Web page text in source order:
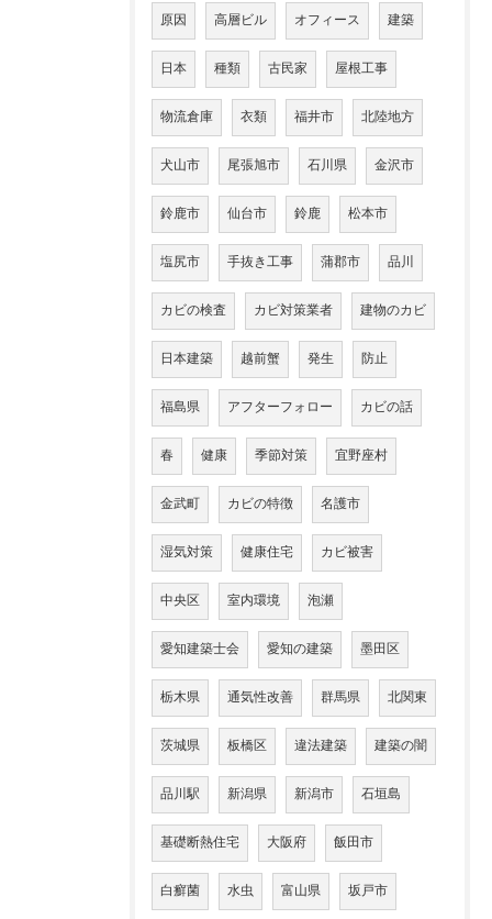
原因 高層ビル オフィース 建築
日本 種類 古民家 屋根工事
物流倉庫 衣類 福井市 北陸地方
犬山市 尾張旭市 石川県 金沢市
鈴鹿市 仙台市 鈴鹿 松本市
塩尻市 手抜き工事 蒲郡市 品川
カビの検査 カビ対策業者 建物のカビ
日本建築 越前蟹 発生 防止
福島県 アフターフォロー カビの話
春 健康 季節対策 宜野座村
金武町 カビの特徴 名護市
湿気対策 健康住宅 カビ被害
中央区 室内環境 泡瀬
愛知建築士会 愛知の建築 墨田区
栃木県 通気性改善 群馬県 北関東
茨城県 板橋区 違法建築 建築の闇
品川駅 新潟県 新潟市 石垣島
基礎断熱住宅 大阪府 飯田市
白癬菌 水虫 富山県 坂戸市